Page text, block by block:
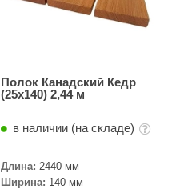
Полок Канадский Кедр
(25x140) 2,44 м
в наличии (на складе)
Длина: 2440 мм
Ширина: 140 мм